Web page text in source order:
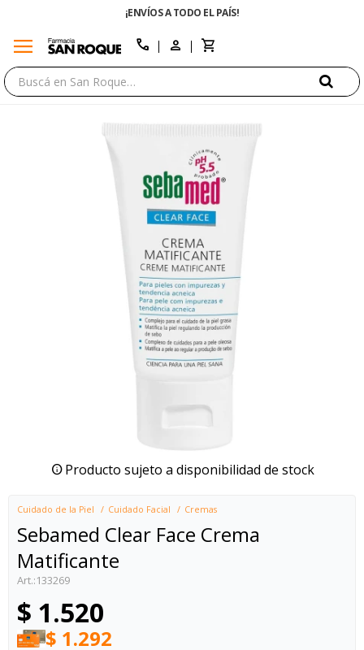
¡ENVÍOS A TODO EL PAÍS!
menu call
Producto sujeto a disponibilidad de stock
Cuidado de la Piel Cuidado Facial Cremas
Sebamed Clear Face Crema
Matificante
133269
$ 1.520
$ 1.292
close